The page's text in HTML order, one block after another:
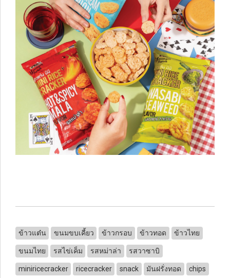
ข้าวแต๋น ขนมขบเคี้ยว ข้าวกรอบ ข้าวทอด ข้าวไทย
ขนมไทย รสไข่เค็ม รสหม่าล่า รสวาซาบิ
miniricecracker ricecracker snack มันฝรั่งทอด chips